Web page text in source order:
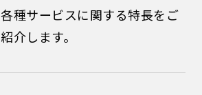
各種サービスに関する特長をご
紹介します。